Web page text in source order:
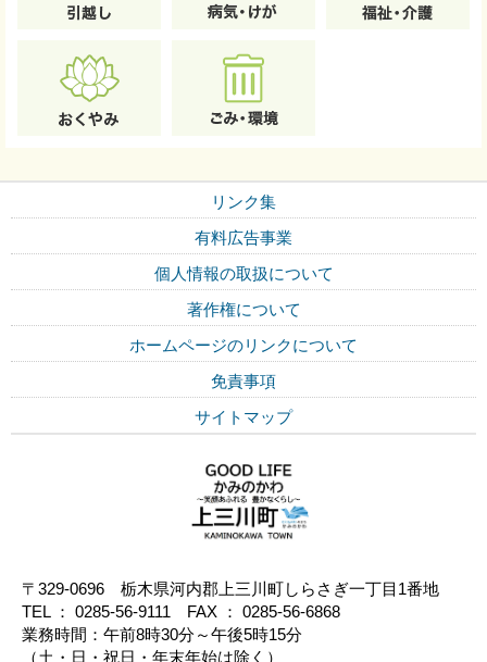
リンク集
有料広告事業
個人情報の取扱について
著作権について
ホームページのリンクについて
免責事項
サイトマップ
〒329-0696 栃木県河内郡上三川町しらさぎ一丁目1番地
TEL ： 0285-56-9111 FAX ： 0285-56-6868
業務時間：午前8時30分～午後5時15分
（土・日・祝日・年末年始は除く）